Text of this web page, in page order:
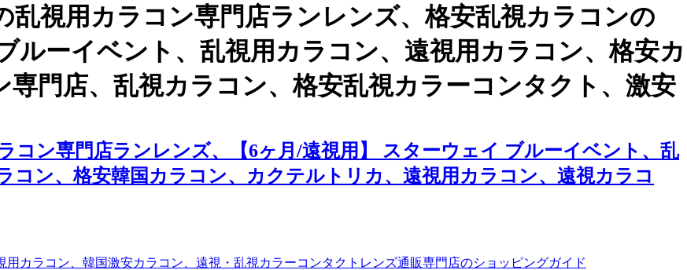
視用カラコン専門店ランレンズ、格安乱視カラコンの
ルーイベント、乱視用カラコン、遠視用カラコン、格安カ
門店、乱視カラコン、格安乱視カラーコンタクト、激安
コン専門店ランレンズ、【6ヶ月/遠視用】 スターウェイ ブルーイベント、乱
コン、格安韓国カラコン、カクテルトリカ、遠視用カラコン、遠視カラコ
カラコン、韓国激安カラコン、遠視・乱視カラーコンタクトレンズ通販専門店のショッピングガイド